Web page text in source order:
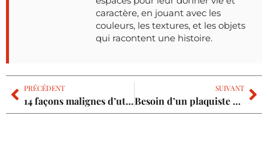
caractère, en jouant avec les
couleurs, les textures, et les objets
qui racontent une histoire.
PRÉCÉDENT
14 façons malignes d’utiliser le bicarbonate de soude
SUIVANT
Besoin d’un plaquiste pour la pose de vos cloisons ?